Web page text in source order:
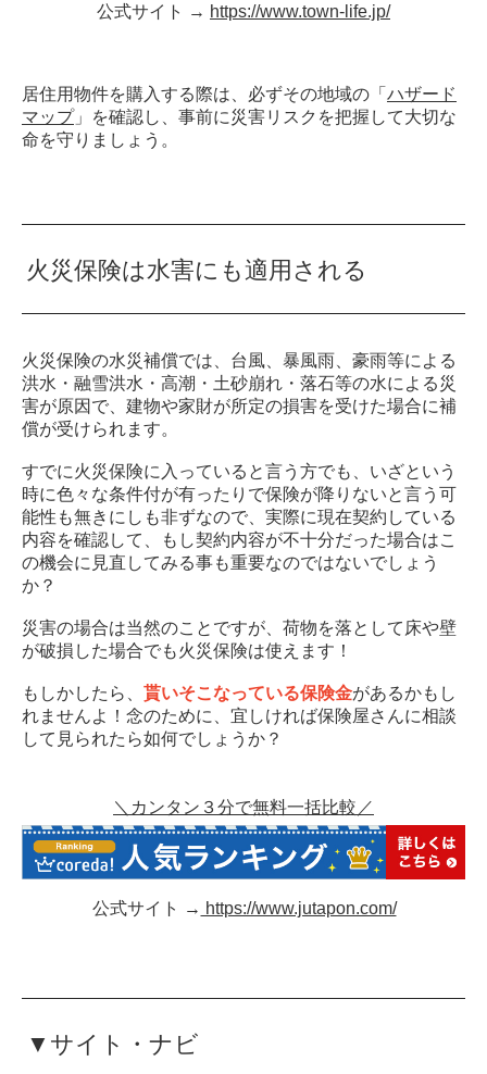
公式サイト → https://www.town-life.jp/
居住用物件を購入する際は、必ずその地域の「 ハザード
マップ」を確認し、事前に災害リスクを把握して大切な
命を守りましょう。
火災保険は水害にも適用される
火災保険の水災補償では、台風、暴風雨、豪雨等による
洪水・融雪洪水・高潮・土砂崩れ・落石等の水による災
害が原因で、建物や家財が所定の損害を受けた場合に補
償が受けられます。
すでに火災保険に入っていると言う方でも、いざという
時に色々な条件付が有ったりで保険が降りないと言う可
能性も無きにしも非ずなので、実際に現在契約している
内容を確認して、もし契約内容が不十分だった場合はこ
の機会に見直してみる事も重要なのではないでしょう
か？
災害の場合は当然のことですが、荷物を落として床や壁
が破損した場合でも火災保険は使えます！
もしかしたら、 貰いそこなっている保険金があるかもし
れませんよ！念のために、宜しければ保険屋さんに相談
して見られたら如何でしょうか？
＼カンタン３分で無料一括比較／
公式サイト → https://www.jutapon.com/
▼サイト・ナビ